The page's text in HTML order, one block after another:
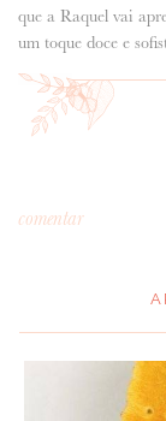
que a Raquel vai
um toque doce e
comentar